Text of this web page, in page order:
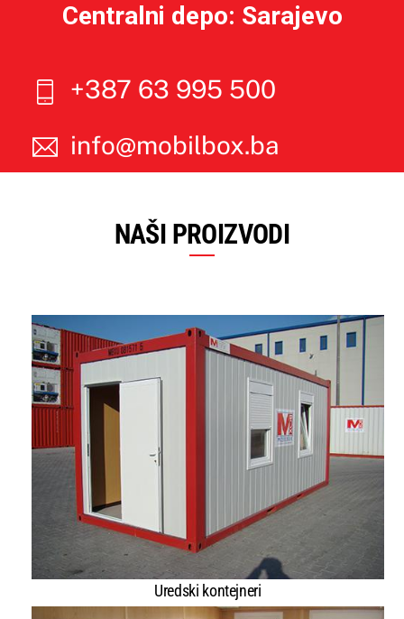
Centralni depo: Sarajevo
+387 63 995 500
info@mobilbox.ba
NAŠI PROIZVODI
Uredski kontejneri